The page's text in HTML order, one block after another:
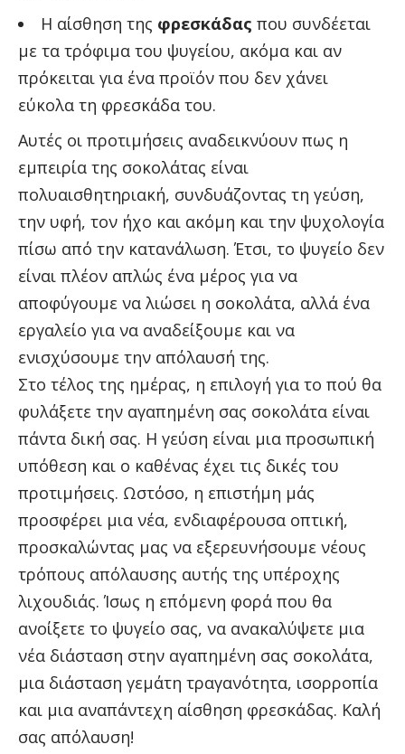
Η αίσθηση της φρεσκάδας που συνδέεται
με τα τρόφιμα του ψυγείου, ακόμα και αν
πρόκειται για ένα προϊόν που δεν χάνει
εύκολα τη φρεσκάδα του.
Αυτές οι προτιμήσεις αναδεικνύουν πως η
εμπειρία της σοκολάτας είναι
πολυαισθητηριακή, συνδυάζοντας τη γεύση,
την υφή, τον ήχο και ακόμη και την ψυχολογία
πίσω από την κατανάλωση. Έτσι, το ψυγείο δεν
είναι πλέον απλώς ένα μέρος για να
αποφύγουμε να λιώσει η σοκολάτα, αλλά ένα
εργαλείο για να αναδείξουμε και να
ενισχύσουμε την απόλαυσή της.
Στο τέλος της ημέρας, η επιλογή για το πού θα
φυλάξετε την αγαπημένη σας σοκολάτα είναι
πάντα δική σας. Η γεύση είναι μια προσωπική
υπόθεση και ο καθένας έχει τις δικές του
προτιμήσεις. Ωστόσο, η επιστήμη μάς
προσφέρει μια νέα, ενδιαφέρουσα οπτική,
προσκαλώντας μας να εξερευνήσουμε νέους
τρόπους απόλαυσης αυτής της υπέροχης
λιχουδιάς. Ίσως η επόμενη φορά που θα
ανοίξετε το ψυγείο σας, να ανακαλύψετε μια
νέα διάσταση στην αγαπημένη σας σοκολάτα,
μια διάσταση γεμάτη τραγανότητα, ισορροπία
και μια αναπάντεχη αίσθηση φρεσκάδας. Καλή
σας απόλαυση!